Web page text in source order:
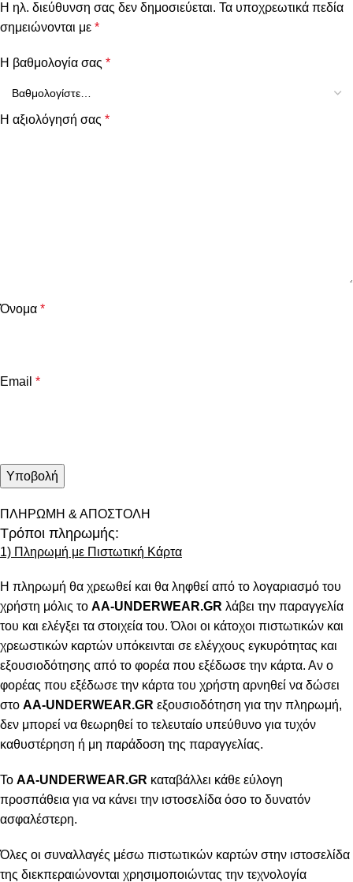
Η ηλ. διεύθυνση σας δεν δημοσιεύεται. Τα υποχρεωτικά πεδία
σημειώνονται με *
Η βαθμολογία σας *
Η αξιολόγησή σας *
Όνομα *
Email *
ΠΛΗΡΩΜΗ & ΑΠΟΣΤΟΛΗ
Τρόποι πληρωμής:
1) Πληρωμή με Πιστωτική Κάρτα
Η πληρωμή θα χρεωθεί και θα ληφθεί από το λογαριασμό του
χρήστη μόλις το AA-UNDERWEAR.GR λάβει την παραγγελία
του και ελέγξει τα στοιχεία του. Όλοι οι κάτοχοι πιστωτικών και
χρεωστικών καρτών υπόκεινται σε ελέγχους εγκυρότητας και
εξουσιοδότησης από το φορέα που εξέδωσε την κάρτα. Αν ο
φορέας που εξέδωσε την κάρτα του χρήστη αρνηθεί να δώσει
στο AA-UNDERWEAR.GR εξουσιοδότηση για την πληρωμή,
δεν μπορεί να θεωρηθεί το τελευταίο υπεύθυνο για τυχόν
καθυστέρηση ή μη παράδοση της παραγγελίας.
Το AA-UNDERWEAR.GR καταβάλλει κάθε εύλογη
προσπάθεια για να κάνει την ιστοσελίδα όσο το δυνατόν
ασφαλέστερη.
Όλες οι συναλλαγές μέσω πιστωτικών καρτών στην ιστοσελίδα
της διεκπεραιώνονται χρησιμοποιώντας την τεχνολογία